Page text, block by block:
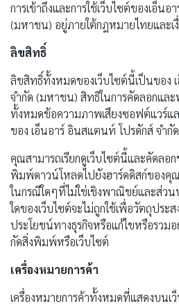
การเข้าถึงและการใช้เว็บไซต์ของเอ็นอา
(มหาชน) อยู่ภายใต้กฎหมายไทยและเ
ลิขสิทธิ์
ลิขสิทธิ์ทั้งหมดของเว็บไซต์นี้เป็นของ
จำกัด (มหาชน) สิทธิในการคัดลอกแ
ทั้งหมดข้อความภาพเสียงซอฟต์แวร์แ
ของ เอ็นอาร์ อินสแตนท์ โปรดักส์ จำ
คุณสามารถเรียกดูเว็บไซต์นี้และคัดล
พิมพ์ดาวน์โหลดไปยังฮาร์ดดิสก์ของคุ
ในกรณีใดๆที่ไม่ใช่เชิงพาณิชย์และส่ว
ใดของเว็บไซต์จะไม่ถูกใช้เพื่อวัตถุประ
ประโยชน์ทางธุรกิจหรือแก้ไขหรือรวม
กัดสิ่งพิมพ์หรือเว็บไซต์
เครื่องหมายการค้า
เครื่องหมายการค้าทั้งหมดที่แสดงบนเ